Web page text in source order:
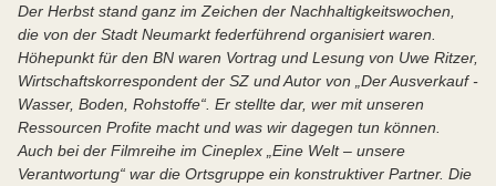
Der Herbst stand ganz im Zeichen der Nachhaltigkeitswochen,
die von der Stadt Neumarkt federführend organisiert waren.
Höhepunkt für den BN waren Vortrag und Lesung von Uwe Ritzer,
Wirtschaftskorrespondent der SZ und Autor von „Der Ausverkauf -
Wasser, Boden, Rohstoffe“. Er stellte dar, wer mit unseren
Ressourcen Profite macht und was wir dagegen tun können.
Auch bei der Filmreihe im Cineplex „Eine Welt – unsere
Verantwortung“ war die Ortsgruppe ein konstruktiver Partner. Die